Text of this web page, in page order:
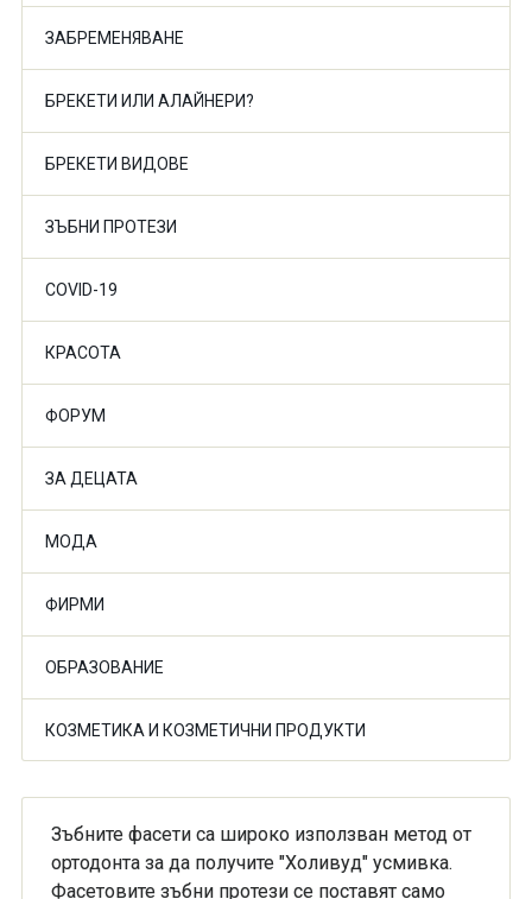
ЗАБРЕМЕНЯВАНЕ
БРЕКЕТИ ИЛИ АЛАЙНЕРИ?
БРЕКЕТИ ВИДОВЕ
ЗЪБНИ ПРОТЕЗИ
COVID-19
КРАСОТА
ФОРУМ
ЗА ДЕЦАТА
МОДА
ФИРМИ
ОБРАЗОВАНИЕ
КОЗМЕТИКА И КОЗМЕТИЧНИ ПРОДУКТИ
Зъбните фасети са широко използван метод от
ортодонта за да получите "Холивуд" усмивка.
Фасетовите зъбни протези се поставят само